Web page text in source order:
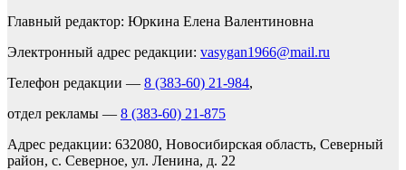
Главный редактор: Юркина Елена Валентиновна
Электронный адрес редакции: vasygan1966@mail.ru
Телефон редакции — 8 (383-60) 21-984,
отдел рекламы — 8 (383-60) 21-875
Адрес редакции: 632080, Новосибирская область, Северный
район, с. Северное, ул. Ленина, д. 22